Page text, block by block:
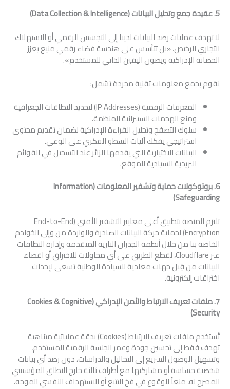
5. عقيدة جمع وتحليل البيانات (
Data Collection&Intelligence
)
لا تهدف عمليات رصد البيانات لدينا إلى التجسس الرقمي أو الاستهلاك
التجاري الرخيص، «بل تتأسس على هندسة فضاء رقمي منيع يعزز
الحصانة الإدراكية ويصون اليقين الذاتي للمستخدم».
نقوم بجمع معلومات تقنية مجردة تشمل:
المعرفات الرقمية (IP Addresses) لتحديد النطاقات الجغرافية
ومنع الهجمات السيبرانية المنظمة.
سلوك التصفح وتحليل القراءة الإدراكية لضمان تقديم محتوى
استراتيجي يفكك آليات السطو الفكري على الوعي.
البيانات الاختيارية التي يقدمها الزائر عند التسجيل في القوائم
البريدية السيادية للموقع.
6. بروتوكولات حماية وتشفير المعلومات (
Information
Safeguarding
)
تلتزم المنصة بتطبيق أعلى معايير التشفير الأمني (End-to-End
Encryption) لحماية حركة البيانات الصادرة والواردة من وإلى الخوادم
الخاصة بنا من خلال أنظمة الجدران النارية المتقدمة وإدارة النطاقات
عبر Cloudflare، لقطع الطريق على أي محاولات للاختراق أو اقصاء
البيانات من قِبل جهات معادية للسيادة الوطنية تسعى لإحداث
اختراقات إلكترونية.
7. ملفات تعريف الارتباط والأمن الإدراكي (
Cookies&Cognitive
Security
)
تُستخدم ملفات تعريف الارتباط (Cookies) بدقة عملياتية متناهية
تهدف فقط إلى تحسين جودة وعمر الجلسة الرقمية للمستخدم،
وتسهيل الوصول السريع إلى التحاليل والدراسات، دون رصد أي بيانات
شخصية حساسة أو مشاركتها مع أطراف ثالثة خارج النطاق المؤسسي
المصرح له، منعاً للوقوع في فخ التتبع أو الاستهداف النفسي الموجه.